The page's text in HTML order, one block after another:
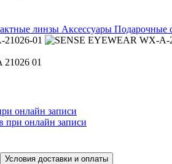
линзы Аксессуары Подарочные
21026 01
онлайн записи
Условия доставки и оплаты